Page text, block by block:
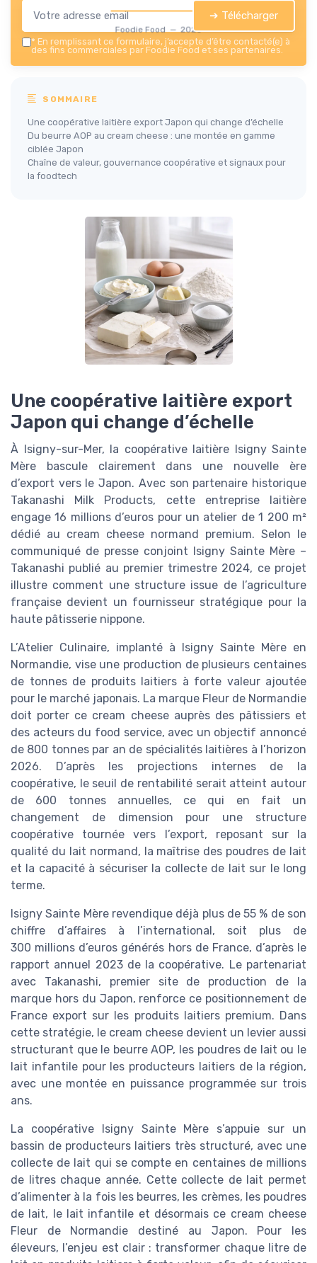
Foodie Food — 2026
➔ Télécharger
* En remplissant ce formulaire, j’accepte d’être contacté(e) à
des fins commerciales par Foodie Food et ses partenaires.
SOMMAIRE
Une coopérative laitière export Japon qui change d’échelle
Du beurre AOP au cream cheese : une montée en gamme
ciblée Japon
Chaîne de valeur, gouvernance coopérative et signaux pour
la foodtech
Une coopérative laitière export
Japon qui change d’échelle
À Isigny-sur-Mer, la coopérative laitière Isigny Sainte
Mère bascule clairement dans une nouvelle ère
d’export vers le Japon. Avec son partenaire historique
Takanashi Milk Products, cette entreprise laitière
engage 16 millions d’euros pour un atelier de 1 200 m²
dédié au cream cheese normand premium. Selon le
communiqué de presse conjoint Isigny Sainte Mère –
Takanashi publié au premier trimestre 2024, ce projet
illustre comment une structure issue de l’agriculture
française devient un fournisseur stratégique pour la
haute pâtisserie nippone.
L’Atelier Culinaire, implanté à Isigny Sainte Mère en
Normandie, vise une production de plusieurs centaines
de tonnes de produits laitiers à forte valeur ajoutée
pour le marché japonais. La marque Fleur de Normandie
doit porter ce cream cheese auprès des pâtissiers et
des acteurs du food service, avec un objectif annoncé
de 800 tonnes par an de spécialités laitières à l’horizon
2026. D’après les projections internes de la
coopérative, le seuil de rentabilité serait atteint autour
de 600 tonnes annuelles, ce qui en fait un
changement de dimension pour une structure
coopérative tournée vers l’export, reposant sur la
qualité du lait normand, la maîtrise des poudres de lait
et la capacité à sécuriser la collecte de lait sur le long
terme.
Isigny Sainte Mère revendique déjà plus de 55 % de son
chiffre d’affaires à l’international, soit plus de
300 millions d’euros générés hors de France, d’après le
rapport annuel 2023 de la coopérative. Le partenariat
avec Takanashi, premier site de production de la
marque hors du Japon, renforce ce positionnement de
France export sur les produits laitiers premium. Dans
cette stratégie, le cream cheese devient un levier aussi
structurant que le beurre AOP, les poudres de lait ou le
lait infantile pour les producteurs laitiers de la région,
avec une montée en puissance programmée sur trois
ans.
La coopérative Isigny Sainte Mère s’appuie sur un
bassin de producteurs laitiers très structuré, avec une
collecte de lait qui se compte en centaines de millions
de litres chaque année. Cette collecte de lait permet
d’alimenter à la fois les beurres, les crèmes, les poudres
de lait, le lait infantile et désormais ce cream cheese
Fleur de Normandie destiné au Japon. Pour les
éleveurs, l’enjeu est clair : transformer chaque litre de